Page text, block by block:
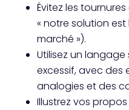
Évitez les
« notre solution
marché »).
Utilisez un
excessif, avec des
analogies et des
Illustrez vos